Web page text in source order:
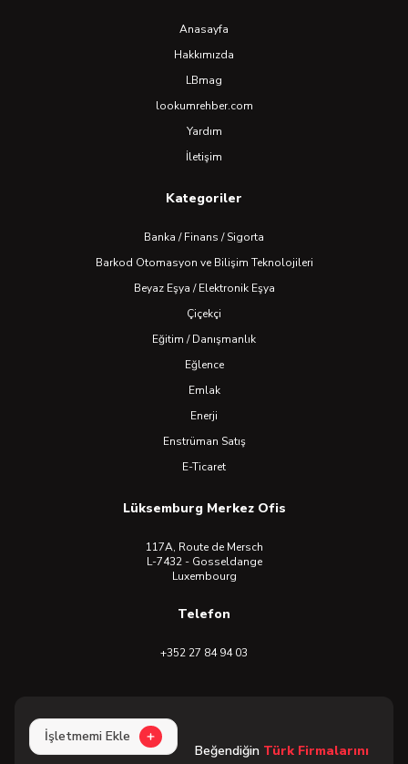
Anasayfa
Hakkımızda
LBmag
lookumrehber.com
Yardım
İletişim
Kategoriler
Banka / Finans / Sigorta
Barkod Otomasyon ve Bilişim Teknolojileri
Beyaz Eşya / Elektronik Eşya
Çiçekçi
Eğitim / Danışmanlık
Eğlence
Emlak
Enerji
Enstrüman Satış
E-Ticaret
Lüksemburg Merkez Ofis
117A, Route de Mersch
L-7432 - Gosseldange
Luxembourg
Telefon
+352 27 84 94 03
İşletmemi Ekle
Beğendiğin Türk Firmalarını